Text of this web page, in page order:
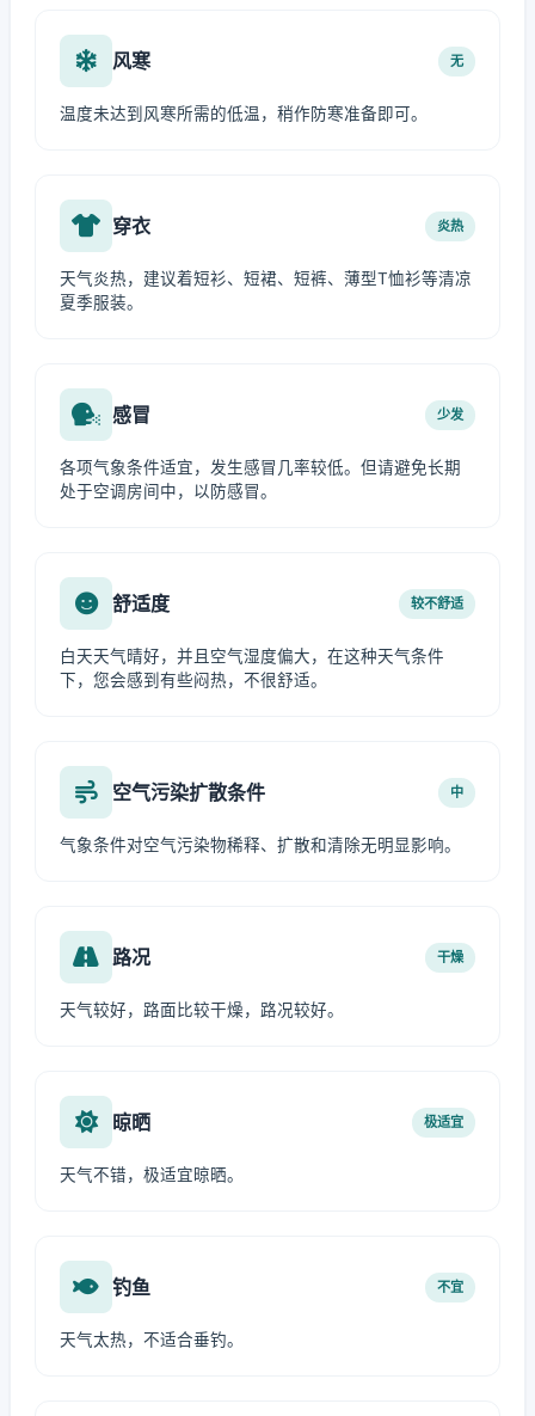
风寒 无
温度未达到风寒所需的低温，稍作防寒准备即可。
穿衣 炎热
天气炎热，建议着短衫、短裙、短裤、薄型T恤衫等清凉
夏季服装。
感冒 少发
各项气象条件适宜，发生感冒几率较低。但请避免长期
处于空调房间中，以防感冒。
舒适度 较不舒适
白天天气晴好，并且空气湿度偏大，在这种天气条件
下，您会感到有些闷热，不很舒适。
空气污染扩散条件 中
气象条件对空气污染物稀释、扩散和清除无明显影响。
路况 干燥
天气较好，路面比较干燥，路况较好。
晾晒 极适宜
天气不错，极适宜晾晒。
钓鱼 不宜
天气太热，不适合垂钓。